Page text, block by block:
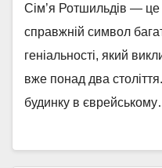
Сім’я Ротшильдів —
справжній символ
геніальності, який
вже понад два
будинку в